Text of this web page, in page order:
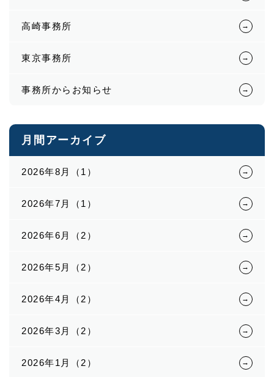
高崎事務所
東京事務所
事務所からお知らせ
月間アーカイブ
2026年8月（1）
2026年7月（1）
2026年6月（2）
2026年5月（2）
2026年4月（2）
2026年3月（2）
2026年1月（2）